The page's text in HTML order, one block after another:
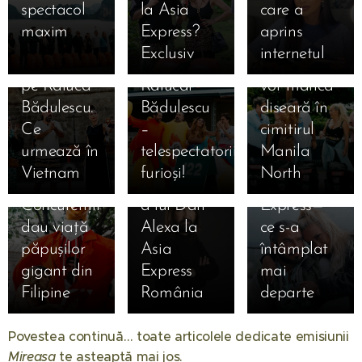
spectacol
maxim 😱
la Asia
Express?
Exclusiv
care a
aprins
internetul
la Manila
și a
pe Raluca
Bădulescu.
Ce
urmează în
Vietnam
a făcut
cadou
amuleta
Ralucăi
Bădulescu
–
telespectatorii,
furioși!
Asia
Express vor
dormi și
vor mânca
diseară în
cimitirul
Manila
North
23.09.2025
Spectacol
nebun la
Asia
Express
diseară! 🎭
Concurenții
dau viață
păpușilor
gigant din
Filipine
familie 😢…
dar în
spatele
camerelor
se
pregătea
DIVORȚUL!
Povestea
cutremurătoare
a lui Dan
Alexa la
Asia
Express
România
Adam au
renunțat la
lavaliere și
au vrut să
abandoneze
după un
moment
tensionat
la Asia
Express—
ce s-a
întâmplat
mai
departe
Povestea continuă… toate articolele dedicate emisiunii
Mireasate așteaptă mai jos. 💖
01.08.2026
Când
începe